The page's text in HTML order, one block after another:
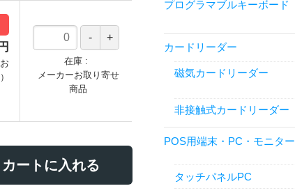
）
在庫
メーカーお取り寄せ
商品
カートに入れる
プログラマブルキーボード
カードリーダー
磁気カードリーダー
非接触式カードリーダー
POS用端末・PC・モニター
タッチパネルPC